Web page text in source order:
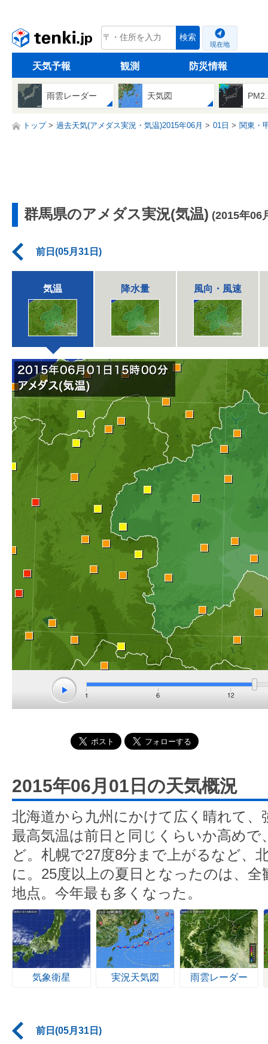
tenki.jp 検索
現在地
天気予報 観測 防災情報
雨雲レーダー 天気図
トップ 過去天気(アメダス実況・気温)2015年06月 01日 関東・
群馬県のアメダス実況(気温) (2015年06
前日(05月31日)
気温 降水量 風向・風速
2015年06月01日の天気概況
北海道から九州にかけて広く晴れて、
最高気温は前日と同じくらいか高めで
ど。札幌で27度8分まで上がるなど、
に。25度以上の夏日となったのは、
地点。今年最も多くなった。
気象衛星 実況天気図 雨雲レーダー
前日(05月31日)